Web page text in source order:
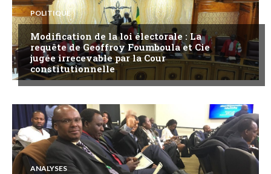
POLITIQUE
Modification de la loi électorale : La
requête de Geoffroy Foumboula et Cie
jugée irrecevable par la Cour
constitutionnelle
ANALYSES